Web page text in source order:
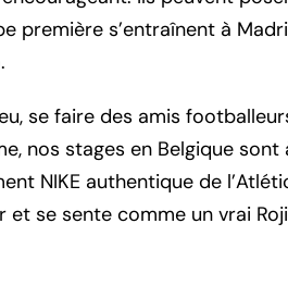
première s’entraînent à
se faire des amis
nos stages en Belgique
NIKE authentique de
et se sente comme un vrai